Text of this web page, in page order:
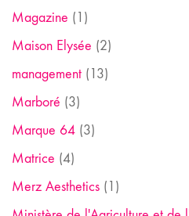
Magazine (1)
Maison Elysée (2)
management (13)
Marboré (3)
Marque 64 (3)
Matrice (4)
Merz Aesthetics (1)